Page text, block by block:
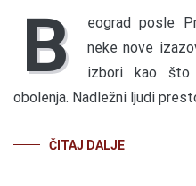
B
eograd posle
neke nove
izbori kao što
obolenja. Nadležni ljudi
ČITAJ DALJE